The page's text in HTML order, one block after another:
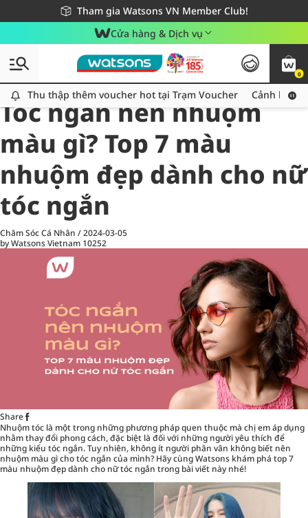
Tham gia Watsons VN Member Club!
Miễn phí giao hàng cho đơn hàng từ 249,000Đ
Giao hàng nhanh 24h - Áp dụng khu vực TP. Hồ Chí Minh
Cửa hàng & Dịch vụ
0
Thu thập thêm voucher hot tại Trạm Voucher
Thu thập thêm voucher hot tại Trạm Voucher Cảnh báo
All
Chăm Sóc Cá Nhân
Tóc ngắn nên nhuộm
màu gì? Top 7 màu
nhuộm đẹp dành cho nữ
tóc ngắn
Chăm Sóc Cá Nhân /2024-03-05
by Watsons Vietnam 10252
Share
Nhuộm tóc là một trong những phương pháp quen thuộc mà chị em áp dụng
nhằm thay đổi phong cách, đặc biệt là đối với những người yêu thích để
những kiểu tóc ngắn. Tuy nhiên, không ít người phân vân không biết nên
nhuộm màu gì cho tóc ngắn của mình? Hãy cùng Watsons khám phá top 7
màu nhuộm đẹp dành cho nữ tóc ngắn trong bài viết này nhé!